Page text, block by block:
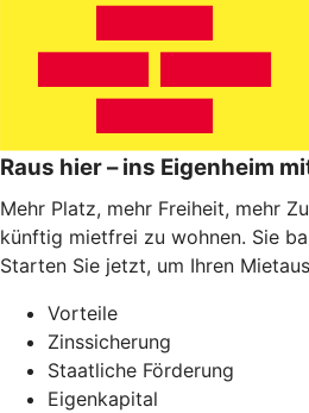
Raus hier – ins Eigenheim
Mehr Platz, mehr Freiheit, mehr
künftig mietfrei zu wohnen. Sie
Starten Sie jetzt, um Ihren
Vorteile
Zinssicherung
Staatliche Förderung
Eigenkapital